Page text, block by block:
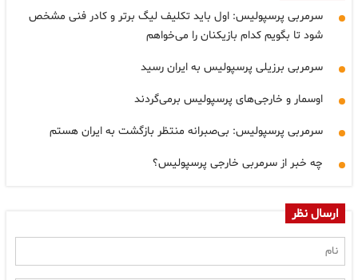
سرمربی پرسپولیس: اول باید تکلیف لیگ برتر و کادر فنی مشخص
شود تا بگویم کدام بازیکنان را می‌خواهم
سرمربی برزیلی پرسپولیس به ایران رسید
اوسمار و خارجی‌های پرسپولیس برمی‌گردند
سرمربی پرسپولیس: بی‌صبرانه منتظر بازگشت به ایران هستم
چه خبر از سرمربی خارجی پرسپولیس؟
ارسال نظر